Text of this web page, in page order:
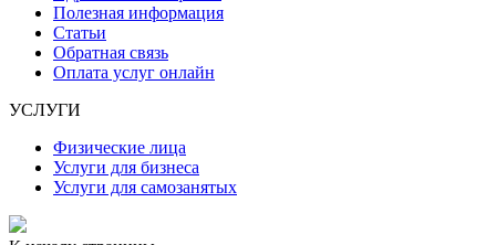
Полезная информация
Статьи
Обратная связь
Оплата услуг онлайн
УСЛУГИ
Физические лица
Услуги для бизнеса
Услуги для самозанятых